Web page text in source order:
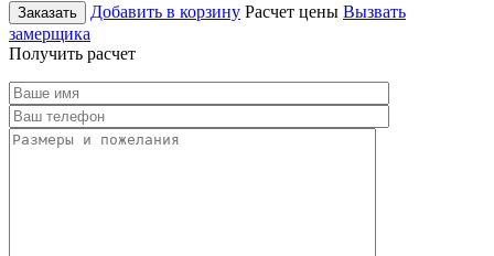
Заказать Добавить в корзину Расчет цены Вызвать
замерщика
Получить расчет